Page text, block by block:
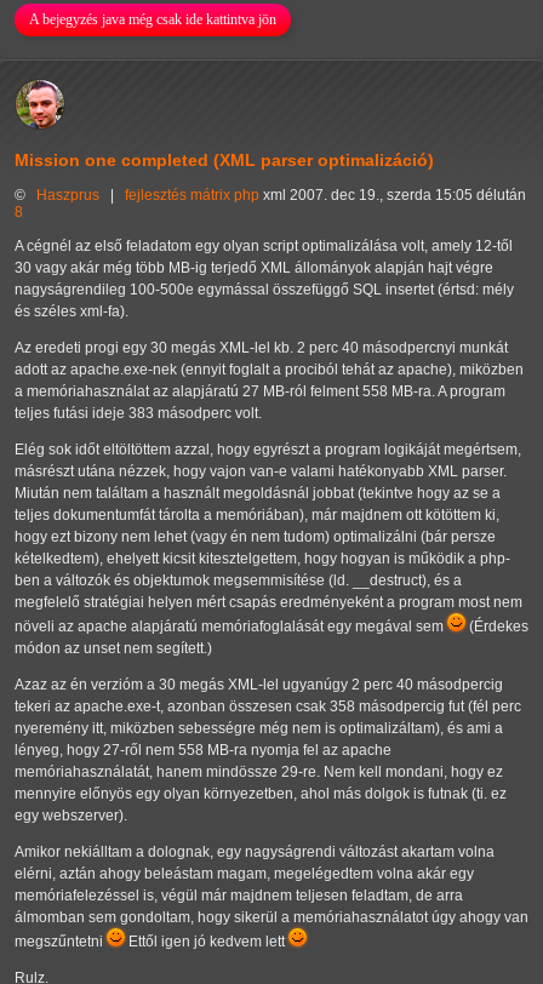
A bejegyzés java még csak ide kattintva jön
Mission one completed (XML parser optimalizáció)
© Haszprus | fejlesztés mátrix php xml 2007. dec 19., szerda 15:05 délután
8
A cégnél az első feladatom egy olyan script optimalizálása volt, amely 12-től
30 vagy akár még több MB-ig terjedő XML állományok alapján hajt végre
nagyságrendileg 100-500e egymással összefüggő SQL insertet (értsd: mély
és széles xml-fa).
Az eredeti progi egy 30 megás XML-lel kb. 2 perc 40 másodpercnyi munkát
adott az apache.exe-nek (ennyit foglalt a prociból tehát az apache), miközben
a memóriahasználat az alapjáratú 27 MB-ról felment 558 MB-ra. A program
teljes futási ideje 383 másodperc volt.
Elég sok időt eltöltöttem azzal, hogy egyrészt a program logikáját megértsem,
másrészt utána nézzek, hogy vajon van-e valami hatékonyabb XML parser.
Miután nem találtam a használt megoldásnál jobbat (tekintve hogy az se a
teljes dokumentumfát tárolta a memóriában), már majdnem ott kötöttem ki,
hogy ezt bizony nem lehet (vagy én nem tudom) optimalizálni (bár persze
kételkedtem), ehelyett kicsit kitesztelgettem, hogy hogyan is működik a php-
ben a változók és objektumok megsemmisítése (ld. __destruct), és a
megfelelő stratégiai helyen mért csapás eredményeként a program most nem
növeli az apache alapjáratú memóriafoglalását egy megával sem
(Érdekes
módon az unset nem segített.)
Azaz az én verzióm a 30 megás XML-lel ugyanúgy 2 perc 40 másodpercig
tekeri az apache.exe-t, azonban összesen csak 358 másodpercig fut (fél perc
nyeremény itt, miközben sebességre még nem is optimalizáltam), és ami a
lényeg, hogy 27-ről nem 558 MB-ra nyomja fel az apache
memóriahasználatát, hanem mindössze 29-re. Nem kell mondani, hogy ez
mennyire előnyös egy olyan környezetben, ahol más dolgok is futnak (ti. ez
egy webszerver).
Amikor nekiálltam a dolognak, egy nagyságrendi változást akartam volna
elérni, aztán ahogy beleástam magam, megelégedtem volna akár egy
memóriafelezéssel is, végül már majdnem teljesen feladtam, de arra
álmomban sem gondoltam, hogy sikerül a memóriahasználatot úgy ahogy van
megszűntetni
Ettől igen jó kedvem lett
Rulz.